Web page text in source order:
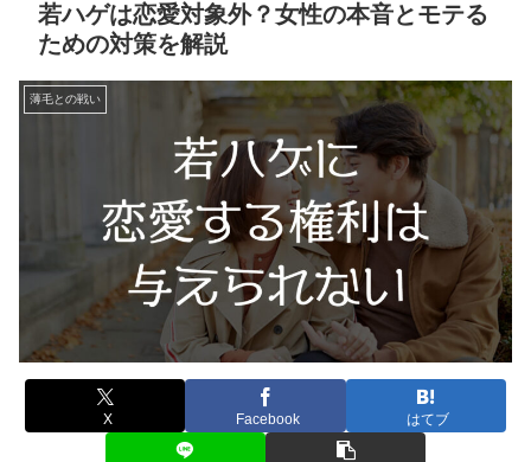
若ハゲは恋愛対象外？女性の本音とモテる
ための対策を解説
薄毛との戦い
X Facebook はてブ